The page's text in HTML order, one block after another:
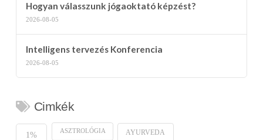
Hogyan válasszunk jógaoktató képzést?
2026-08-05
Intelligens tervezés Konferencia
2026-08-05
Cimkék
1% ASZTROLÓGIA AYURVEDA